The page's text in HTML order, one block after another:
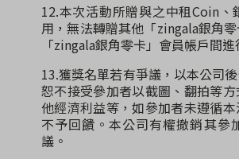
12.本次活動所贈與之中租Coin
用，無法轉贈其他「zingala銀角
「zingala銀角零卡」會員帳戶間
13.獲獎名單若有爭議，以本公司
恕不接受參加者以截圖、翻拍等
他經濟利益等，如參加者未遵循
不予回饋。本公司有權撤銷其參
議。